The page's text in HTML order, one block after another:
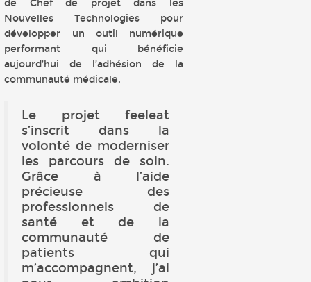
de Chef de projet dans les
Nouvelles Technologies pour
développer un outil numérique
performant qui bénéficie
aujourd’hui de l’adhésion de la
communauté médicale.
Le projet feeleat
s’inscrit dans la
volonté de moderniser
les parcours de soin.
Grâce à l’aide
précieuse des
professionnels de
santé et de la
communauté de
patients qui
m’accompagnent, j’ai